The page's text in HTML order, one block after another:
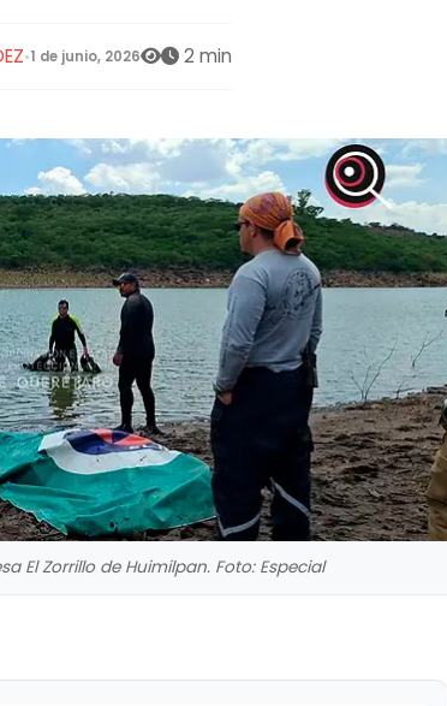
•1 de junio, 2026 2 min
El Zorrillo de Huimilpan. Foto: Especial